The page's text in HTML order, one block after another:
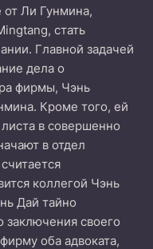
Ли Гунмина,
стать
Главной задачей
дела о
фирмы, Чэнь
Кроме того, ей
в совершенно
в отдел
коллегой Чэнь
Дай тайно
своего
оба адвоката,